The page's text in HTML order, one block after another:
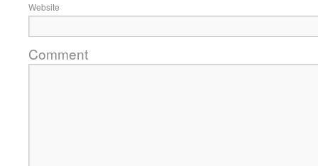
Website
Comment